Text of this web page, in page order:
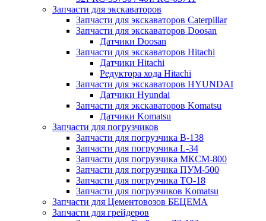
Запчасти для экскаваторов
Запчасти для экскаваторов Caterpillar
Запчасти для экскаваторов Doosan
Датчики Doosan
Запчасти для экскаваторов Hitachi
Датчики Hitachi
Редуктора хода Hitachi
Запчасти для экскаваторов HYUNDAI
Датчики Hyundai
Запчасти для экскаваторов Komatsu
Датчики Komatsu
Запчасти для погрузчиков
Запчасти для погрузчика B-138
Запчасти для погрузчика L-34
Запчасти для погрузчика МКСМ-800
Запчасти для погрузчика ПУМ-500
Запчасти для погрузчика ТО-18
Запчасти для погрузчиков Komatsu
Запчасти для Цементовозов БЕЦЕМА
Запчасти для грейдеров